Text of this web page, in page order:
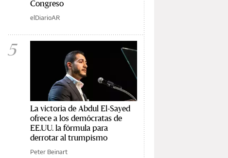
Congreso
elDiarioAR
5
La victoria de Abdul El-Sayed
ofrece a los demócratas de
EE.UU. la fórmula para
derrotar al trumpismo
Peter Beinart